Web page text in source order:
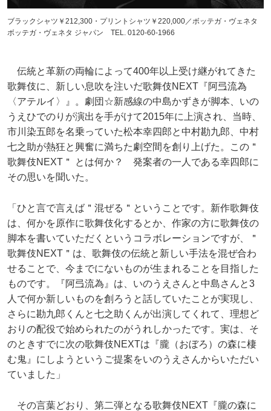
ブラックシャツ￥212,300・プリントシャツ￥220,000／ボッテガ・ヴェネタ
ボッテガ・ヴェネタ ジャパン TEL. 0120-60-1966
伝統と革新の両輪によって400年以上受け継がれてきた
歌舞伎に、新しい息吹を注いだ歌舞伎NEXT『阿弖流為
〈アテルイ〉』。劇団☆新感線の中島かずきが脚本、いの
うえひでのりが演出を手がけて2015年に上演され、当時、
市川染五郎を名乗っていた松本幸四郎と中村勘九郎、中村
七之助が熱狂と興奮に満ちた劇空間を創り上げた。この＂
歌舞伎NEXT＂ とは何か？ 発案者の一人である幸四郎に
その思いを聞いた。
「ひと言で言えば＂混ぜる＂ということです。新作歌舞伎
は、何かを原作に歌舞伎化するとか、作家の方に歌舞伎の
脚本を書いていただくというコラボレーションですが、＂
歌舞伎NEXT＂は、歌舞伎の伝統と新しい手法を混ぜ合わ
せることで、今までにないものが生まれることを目指した
ものです。『阿弖流為』は、いのうえさんと中島さんと3
人で何か新しいものを創ろうと話していたことが実現し、
さらに勘九郎くんと七之助くんが出演してくれて、理想ど
おりの配役で始められたのがうれしかったです。実は、そ
のときすでに次の歌舞伎NEXTは『朧（おぼろ）の森に棲
む鬼』にしようというご提案をいのうえさんからいただい
ていました」
その言葉どおり、第二弾となる歌舞伎NEXT『朧の森に